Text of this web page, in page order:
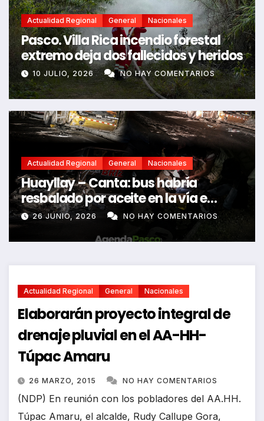
Actualidad Regional General Nacionales
Pasco. Villa Rica incendio forestal
extremo deja dos fallecidos y heridos
10 JULIO, 2026 NO HAY COMENTARIOS
Actualidad Regional General Nacionales
Huayllay – Canta: bus habría
resbalado por aceite en la vía e
impactó auto siniestrado dejando
26 JUNIO, 2026 NO HAY COMENTARIOS
Actualidad Regional General Nacionales
Elaborarán proyecto integral de
drenaje pluvial en el AA-HH-
Túpac Amaru
26 MARZO, 2015 NO HAY COMENTARIOS
(NDP) En reunión con los pobladores del AA.HH.
Túpac Amaru, el alcalde, Rudy Callupe Gora,